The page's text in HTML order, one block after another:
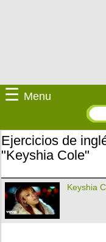
☰ Menu
Ejercicios de
"Keyshia Cole"
Keyshia